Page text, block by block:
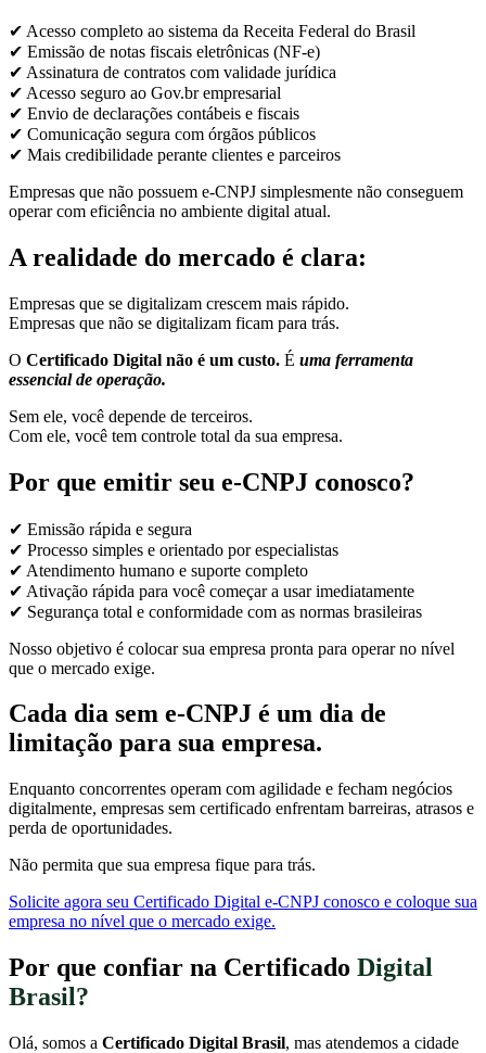
✔ Acesso completo ao sistema da Receita Federal do Brasil
✔ Emissão de notas fiscais eletrônicas (NF-e)
✔ Assinatura de contratos com validade jurídica
✔ Acesso seguro ao Gov.br empresarial
✔ Envio de declarações contábeis e fiscais
✔ Comunicação segura com órgãos públicos
✔ Mais credibilidade perante clientes e parceiros
Empresas que não possuem e-CNPJ simplesmente não conseguem
operar com eficiência no ambiente digital atual.
A realidade do mercado é clara:
Empresas que se digitalizam crescem mais rápido.
Empresas que não se digitalizam ficam para trás.
O Certificado Digital não é um custo. É uma ferramenta
essencial de operação.
Sem ele, você depende de terceiros.
Com ele, você tem controle total da sua empresa.
Por que emitir seu e-CNPJ conosco?
✔ Emissão rápida e segura
✔ Processo simples e orientado por especialistas
✔ Atendimento humano e suporte completo
✔ Ativação rápida para você começar a usar imediatamente
✔ Segurança total e conformidade com as normas brasileiras
Nosso objetivo é colocar sua empresa pronta para operar no nível
que o mercado exige.
Cada dia sem e-CNPJ é um dia de
limitação para sua empresa.
Enquanto concorrentes operam com agilidade e fecham negócios
digitalmente, empresas sem certificado enfrentam barreiras, atrasos e
perda de oportunidades.
Não permita que sua empresa fique para trás.
Solicite agora seu Certificado Digital e-CNPJ conosco e coloque sua
empresa no nível que o mercado exige.
Por que confiar na Certificado Digital
Brasil?
Olá, somos a Certificado Digital Brasil, mas atendemos a cidade